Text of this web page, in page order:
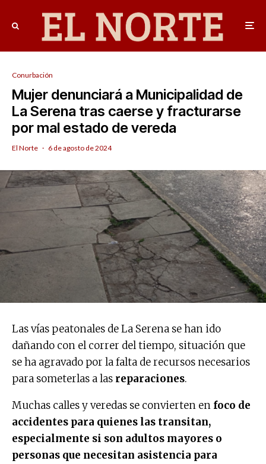
Conurbación
Mujer denunciará a Municipalidad de
La Serena tras caerse y fracturarse
por mal estado de vereda
El Norte · 6 de agosto de 2024
Las vías peatonales de La Serena se han ido
dañando con el correr del tiempo, situación que
se ha agravado por la falta de recursos necesarios
para someterlas a las reparaciones.
Muchas calles y veredas se convierten en foco de
accidentes para quienes las transitan,
especialmente si son adultos mayores o
personas que necesitan asistencia para